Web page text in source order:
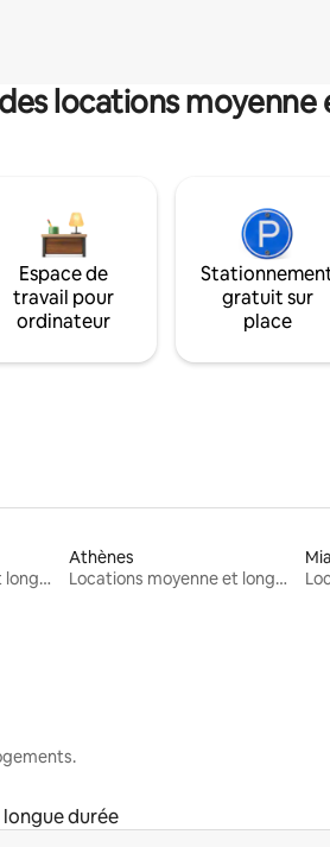
locations
Espace de
travail pour
ordinateur
gratuit sur
place
Locations moyenne et longue durée
Athènes
Locations moyenne et longue durée
durée